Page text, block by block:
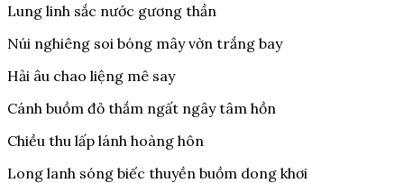
Lung linh sắc nước gương thần
Núi nghiêng soi bóng mây vờn trắng bay
Hải âu chao liệng mê say
Cánh buồm đỏ thắm ngất ngây tâm hồn
Chiều thu lấp lánh hoàng hôn
Long lanh sóng biếc thuyền buồm dong khơi